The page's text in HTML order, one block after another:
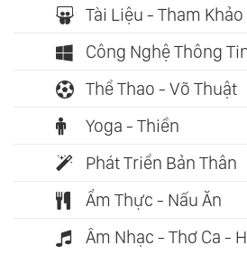
Tài Liệu - Tham Khảo
Công Nghệ Thông
Thể Thao - Võ Thuật
Yoga - Thiền
Phát Triển Bản Thân
Ẩm Thực - Nấu Ăn
Âm Nhạc - Thơ Ca -